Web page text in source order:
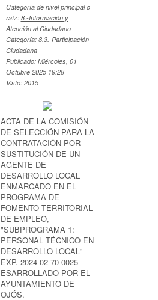
Categoría de nivel principal o
raíz: 8.-Información y
Atención al Ciudadano
Categoría: 8.3.-Participación
Ciudadana
Publicado: Miércoles, 01
Octubre 2025 19:28
Visto: 2015
ACTA DE LA COMISIÓN
DE SELECCIÓN PARA LA
CONTRATACIÓN POR
SUSTITUCIÓN DE UN
AGENTE DE
DESARROLLO LOCAL
ENMARCADO EN EL
PROGRAMA DE
FOMENTO TERRITORIAL
DE EMPLEO,
"SUBPROGRAMA 1:
PERSONAL TÉCNICO EN
DESARROLLO LOCAL"
EXP. 2024-02-70-0025
ESARROLLADO POR EL
AYUNTAMIENTO DE
OJÓS.